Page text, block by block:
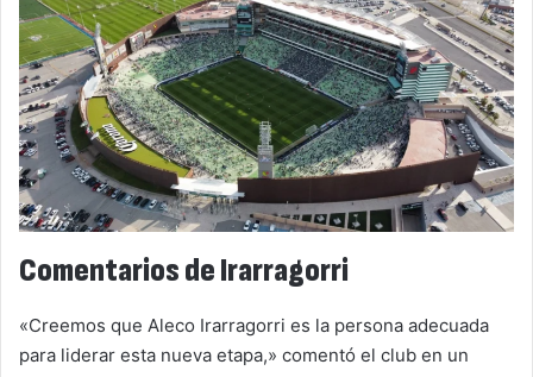
Comentarios de Irarragorri
«Creemos que Aleco Irarragorri es la persona adecuada
para liderar esta nueva etapa,» comentó el club en un